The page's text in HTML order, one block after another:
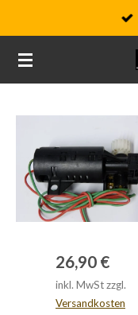
Hauptinhalt
springen
26,90 €
inkl. MwSt zzgl.
Versandkosten